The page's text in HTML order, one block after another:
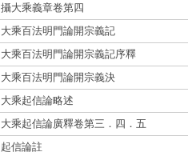
攝大乘義章卷第四
大乘百法明門論開宗義記
大乘百法明門論開宗義記序釋
大乘百法明門論開宗義決
大乘起信論略述
大乘起信論廣釋卷第三．四．五
起信論註